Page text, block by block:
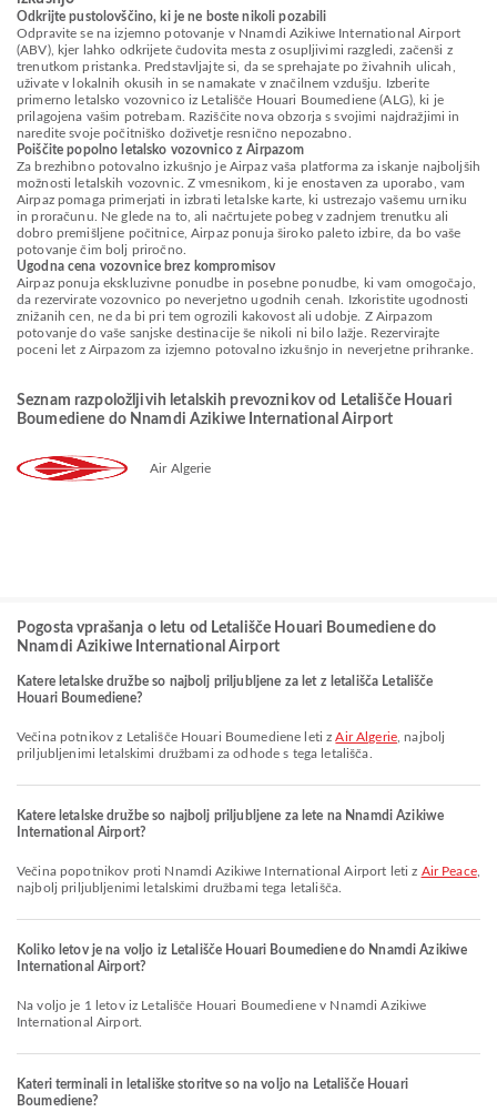
Odkrijte pustolovščino, ki je ne boste nikoli pozabili
Odpravite se na izjemno potovanje v Nnamdi Azikiwe International Airport
(ABV), kjer lahko odkrijete čudovita mesta z osupljivimi razgledi, začenši z
trenutkom pristanka. Predstavljajte si, da se sprehajate po živahnih ulicah,
uživate v lokalnih okusih in se namakate v značilnem vzdušju. Izberite
primerno letalsko vozovnico iz Letališče Houari Boumediene (ALG), ki je
prilagojena vašim potrebam. Raziščite nova obzorja s svojimi najdražjimi in
naredite svoje počitniško doživetje resnično nepozabno.
Poiščite popolno letalsko vozovnico z Airpazom
Za brezhibno potovalno izkušnjo je Airpaz vaša platforma za iskanje najboljših
možnosti letalskih vozovnic. Z vmesnikom, ki je enostaven za uporabo, vam
Airpaz pomaga primerjati in izbrati letalske karte, ki ustrezajo vašemu urniku
in proračunu. Ne glede na to, ali načrtujete pobeg v zadnjem trenutku ali
dobro premišljene počitnice, Airpaz ponuja široko paleto izbire, da bo vaše
potovanje čim bolj priročno.
Ugodna cena vozovnice brez kompromisov
Airpaz ponuja ekskluzivne ponudbe in posebne ponudbe, ki vam omogočajo,
da rezervirate vozovnico po neverjetno ugodnih cenah. Izkoristite ugodnosti
znižanih cen, ne da bi pri tem ogrozili kakovost ali udobje. Z Airpazom
potovanje do vaše sanjske destinacije še nikoli ni bilo lažje. Rezervirajte
poceni let z Airpazom za izjemno potovalno izkušnjo in neverjetne prihranke.
Seznam razpoložljivih letalskih prevoznikov od Letališče Houari
Boumediene do Nnamdi Azikiwe International Airport
Air Algerie
Pogosta vprašanja o letu od Letališče Houari Boumediene do
Nnamdi Azikiwe International Airport
Katere letalske družbe so najbolj priljubljene za let z letališča Letališče
Houari Boumediene?
Večina potnikov z Letališče Houari Boumediene leti zAir Algerie, najbolj
priljubljenimi letalskimi družbami za odhode s tega letališča.
Katere letalske družbe so najbolj priljubljene za lete na Nnamdi Azikiwe
International Airport?
Večina popotnikov proti Nnamdi Azikiwe International Airport leti z Air Peace,
najbolj priljubljenimi letalskimi družbami tega letališča.
Koliko letov je na voljo iz Letališče Houari Boumediene do Nnamdi Azikiwe
International Airport?
Na voljo je 1 letov iz Letališče Houari Boumediene v Nnamdi Azikiwe
International Airport.
Kateri terminali in letališke storitve so na voljo na Letališče Houari
Boumediene?